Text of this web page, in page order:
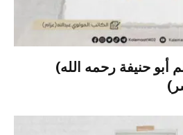
أبو حنيفة رحمه الله)